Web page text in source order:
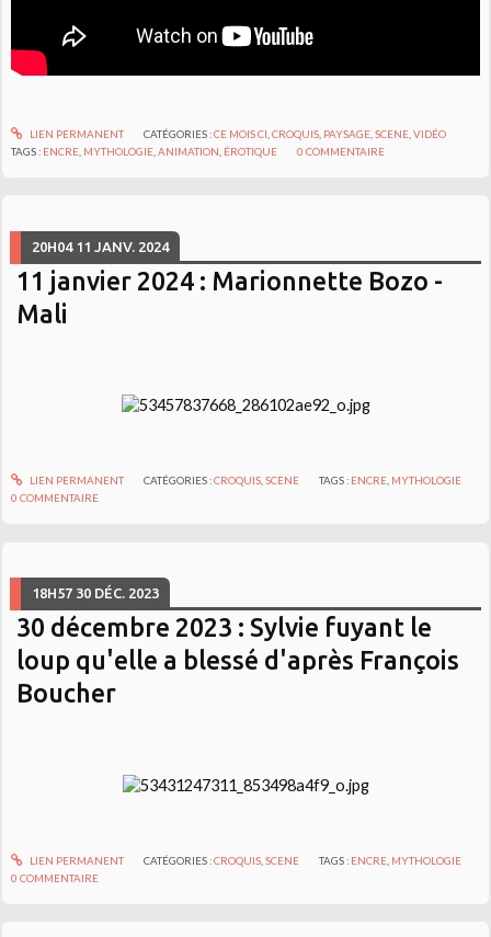
LIEN PERMANENT CATÉGORIES :CE MOIS CI CROQUIS, PAYSAGE, SCENE, VIDÉO
TAGS : ENCRE MYTHOLOGIE ,ANIMATION ÉROTIQUE 0 COMMENTAIRE
20H04 11 JANV. 2024
11 janvier 2024 : Marionnette Bozo -
Mali
LIEN PERMANENT CATÉGORIES :CROQUIS, SCENE TAGS : ENCRE MYTHOLOGIE
0 COMMENTAIRE
18H57 30 DÉC. 2023
30 décembre 2023 : Sylvie fuyant le
loup qu'elle a blessé d'après François
Boucher
LIEN PERMANENT CATÉGORIES :CROQUIS, SCENE TAGS : ENCRE MYTHOLOGIE
0 COMMENTAIRE